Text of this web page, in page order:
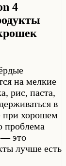
4
на мелкие
рис, паста,
в
при хорошем
проблема
— это
лучше есть